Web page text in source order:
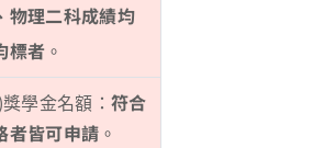
物理二科成績均
標者 。
學金名額： 符合
者皆可申請 。